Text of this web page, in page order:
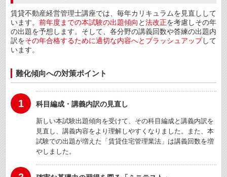
賃貸不動産経営管理士講座では、毎年カリキュラムを見直しして
います。 前年度までの本試験の出題傾向 と法改正を考慮しその年
の出題を予想します。そして、各分野の講義回数や答練の出題内
訳をその年合格するために適切な内容へとブラッシュアップして
います。
難化傾向への対策ポイント
1 科目編成・講義内訳の見直し
新しい本試験出題傾向を受けて、その科目編成と講義内訳を
見直し、講義内容をより理解しやすくなりました。また、本
試験での出題が増えた「賃貸住宅管理業法」は講義回数を増
やしました。